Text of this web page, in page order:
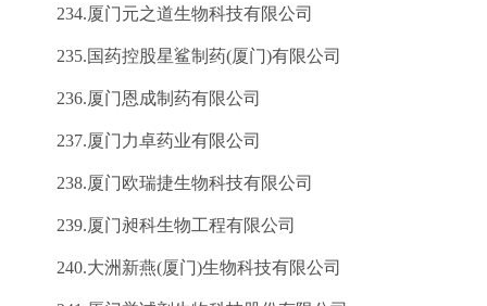
234.厦门元之道生物科技有限公司
235.国药控股星鲨制药(厦门)有限公司
236.厦门恩成制药有限公司
237.厦门力卓药业有限公司
238.厦门欧瑞捷生物科技有限公司
239.厦门昶科生物工程有限公司
240.大洲新燕(厦门)生物科技有限公司